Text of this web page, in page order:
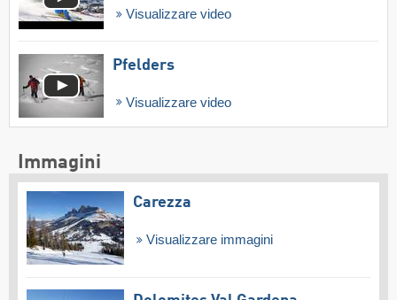
Visualizzare video
Pfelders
Visualizzare video
Immagini
Carezza
Visualizzare immagini